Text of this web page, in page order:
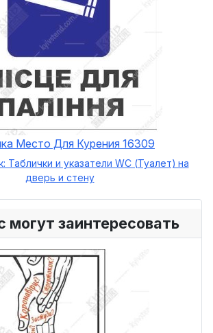
Место Для Курения 16309
Таблички и указатели WC (Туалет) на
дверь и стену
могут заинтересовать